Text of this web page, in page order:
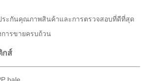
ระกันคุณภาพสินค้าและการตรวจสอบที่ดีที่สุด
ารขายครบถ้วน
กส์